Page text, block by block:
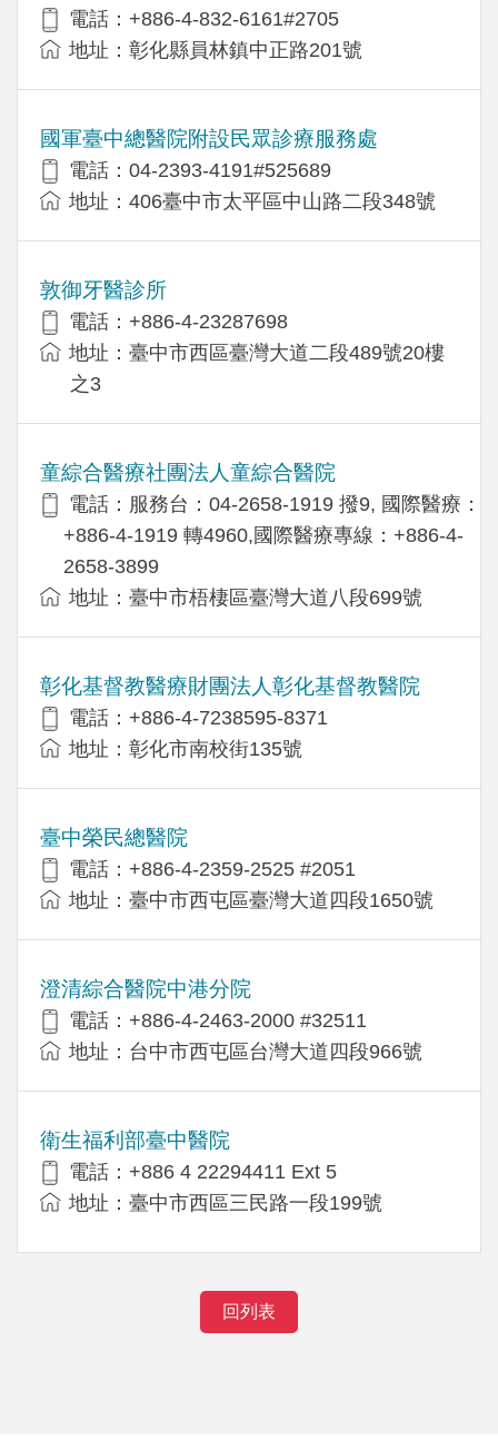
電話：+886-4-832-6161#2705
地址：彰化縣員林鎮中正路201號
國軍臺中總醫院附設民眾診療服務處
電話：04-2393-4191#525689
地址：406臺中市太平區中山路二段348號
敦御牙醫診所
電話：+886-4-23287698
地址：臺中市西區臺灣大道二段489號20樓
之3
童綜合醫療社團法人童綜合醫院
電話：服務台：04-2658-1919 撥9, 國際醫療：
+886-4-1919 轉4960,國際醫療專線：+886-4-
2658-3899
地址：臺中市梧棲區臺灣大道八段699號
彰化基督教醫療財團法人彰化基督教醫院
電話：+886-4-7238595-8371
地址：彰化市南校街135號
臺中榮民總醫院
電話：+886-4-2359-2525 #2051
地址：臺中市西屯區臺灣大道四段1650號
澄清綜合醫院中港分院
電話：+886-4-2463-2000 #32511
地址：台中市西屯區台灣大道四段966號
衛生福利部臺中醫院
電話：+886 4 22294411 Ext 5
地址：臺中市西區三民路一段199號
回列表